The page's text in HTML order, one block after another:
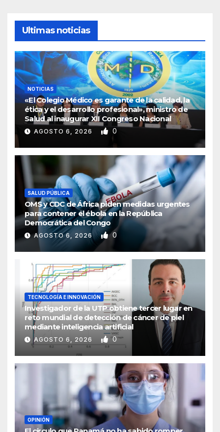
Ultimas noticias
NOTICIAS
«El Colegio Médico es garante de la calidad, la
ética y el desarrollo profesional», ministro de
Salud al inaugurar XII Congreso Nacional
AGOSTO 6, 2026 0
SALUD PÚBLICA
OMS y CDC de África piden medidas urgentes
para contener el ébola en la República
Democrática del Congo
AGOSTO 6, 2026 0
TECNOLOGÍA E INNOVACIÓN
Investigador de la UTP obtiene tercer lugar en
reto mundial de detección de cáncer de piel
mediante inteligencia artificial
AGOSTO 6, 2026 0
OPINIÓN